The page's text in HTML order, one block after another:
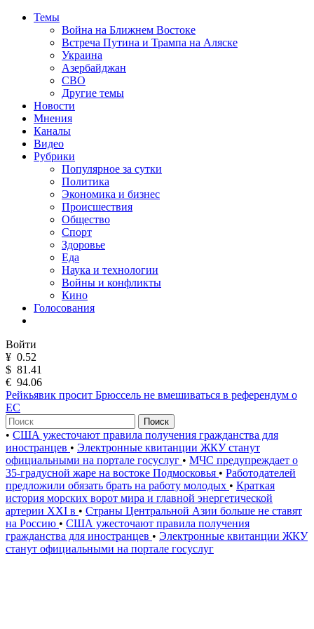
Темы
Война на Ближнем Востоке
Встреча Путина и Трампа на Аляске
Украина
Азербайджан
СВО
Другие темы
Новости
Мнения
Каналы
Видео
Рубрики
Популярное за сутки
Политика
Экономика и бизнес
Происшествия
Общество
Спорт
Здоровье
Еда
Наука и технологии
Войны и конфликты
Кино
Голосования
Войти
¥ 0.52
$ 81.41
€ 94.06
Рейкьявик просит Брюссель не вмешиваться в референдум о
ЕС
Поиск
• США ужесточают правила получения гражданства для
иностранцев • Электронные квитанции ЖКУ станут
официальными на портале госуслуг • МЧС предупреждает о
35-градусной жаре на востоке Подмосковья • Работодателей
предложили обязать брать на работу молодых • Краткая
история морских ворот мира и главной энергетической
артерии XXI в • Страны Центральной Азии больше не ставят
на Россию • США ужесточают правила получения
гражданства для иностранцев • Электронные квитанции ЖКУ
станут официальными на портале госуслуг